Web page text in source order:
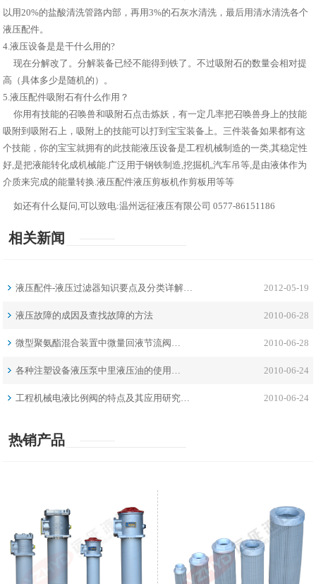
以用20%的盐酸清洗管路内部，再用3%的石灰水清洗，最后用清水清洗各个
液压配件。
4.液压设备是是干什么用的?
现在分解改了。分解装备已经不能得到铁了。不过吸附石的数量会相对提
高（具体多少是随机的）。
5.液压配件吸附石有什么作用？
你用有技能的召唤兽和吸附石点击炼妖，有一定几率把召唤兽身上的技能
吸附到吸附石上，吸附上的技能可以打到宝宝装备上。三件装备如果都有这
个技能，你的宝宝就拥有的此技能液压设备是工程机械制造的一类,其稳定性
好,是把液能转化成机械能.广泛用于钢铁制造,挖掘机,汽车吊等,是由液体作为
介质来完成的能量转换.液压配件液压剪板机作剪板用等等
如还有什么疑问,可以致电:温州远征液压有限公司 0577-86151186
相关新闻
液压配件-液压过滤器知识要点及分类详解… 2012-05-19
液压故障的成因及查找故障的方法 2010-06-28
微型聚氨酯混合装置中微量回液节流阀… 2010-06-28
各种注塑设备液压泵中里液压油的使用… 2010-06-24
工程机械电液比例阀的特点及其应用研究… 2010-06-24
热销产品